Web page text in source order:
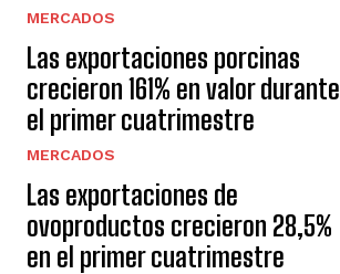
MERCADOS
Las exportaciones porcinas
crecieron 161% en valor durante
el primer cuatrimestre
MERCADOS
Las exportaciones de
ovoproductos crecieron 28,5%
en el primer cuatrimestre